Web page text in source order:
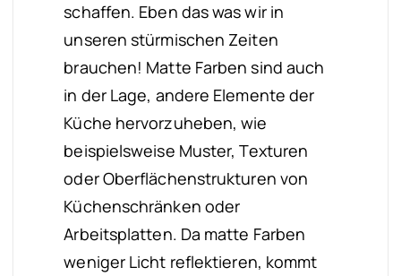
schaffen. Eben das was wir in
unseren stürmischen Zeiten
brauchen! Matte Farben sind auch
in der Lage, andere Elemente der
Küche hervorzuheben, wie
beispielsweise Muster, Texturen
oder Oberflächenstrukturen von
Küchenschränken oder
Arbeitsplatten. Da matte Farben
weniger Licht reflektieren, kommt